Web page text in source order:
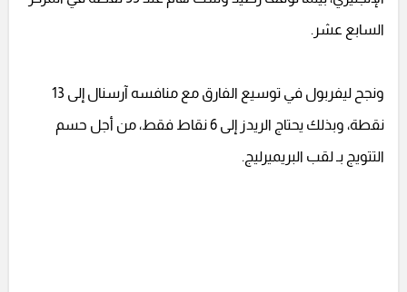
السابع عشر.
ونجح ليفربول في توسيع الفارق مع منافسه آرسنال إلى 13
نقطة، وبذلك يحتاج الريدز إلى 6 نقاط فقط، من أجل حسم
التتويج بـ لقب البريميرليج.